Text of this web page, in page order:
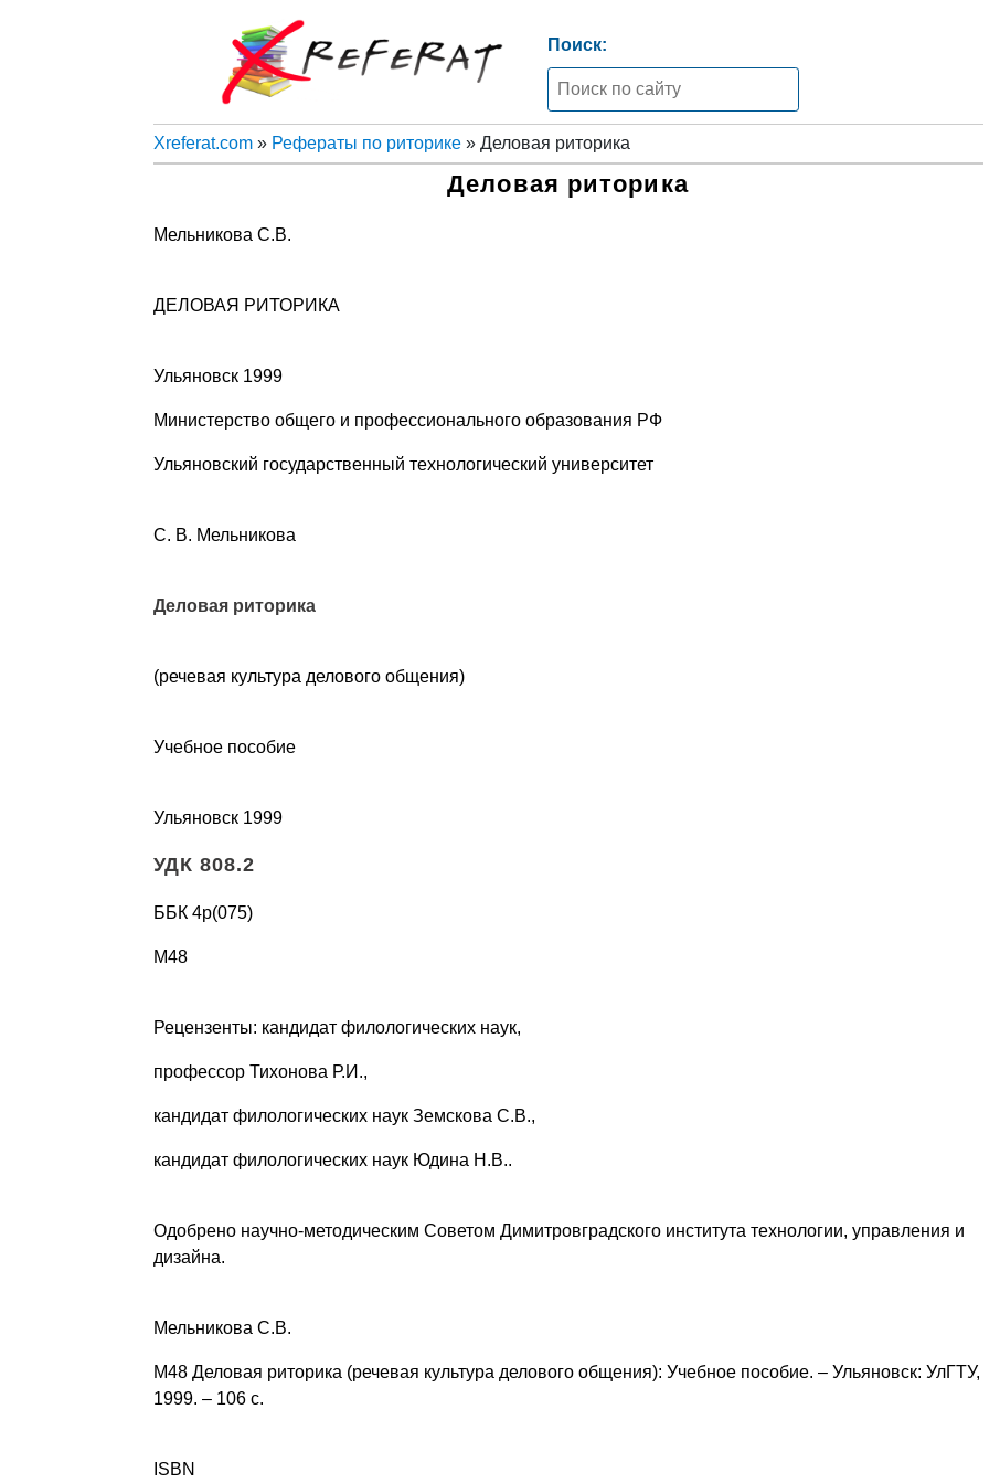
Поиск:
Xreferat.com» Рефераты по риторике» Деловая риторика
Деловая риторика
Мельникова С.В.
ДЕЛОВАЯ РИТОРИКА
Ульяновск 1999
Министерство общего и профессионального образования РФ
Ульяновский государственный технологический университет
С. В. Мельникова
Деловая риторика
(речевая культура делового общения)
Учебное пособие
Ульяновск 1999
УДК 808.2
ББК 4р(075)
М48
Рецензенты: кандидат филологических наук,
профессор Тихонова Р.И.,
кандидат филологических наук Земскова С.В.,
кандидат филологических наук Юдина Н.В..
Одобрено научно-методическим Советом Димитровградского института технологии, управления и
дизайна.
Мельникова С.В.
М48 Деловая риторика (речевая культура делового общения): Учебное пособие. – Ульяновск: УлГТУ,
1999. – 106 с.
ISBN